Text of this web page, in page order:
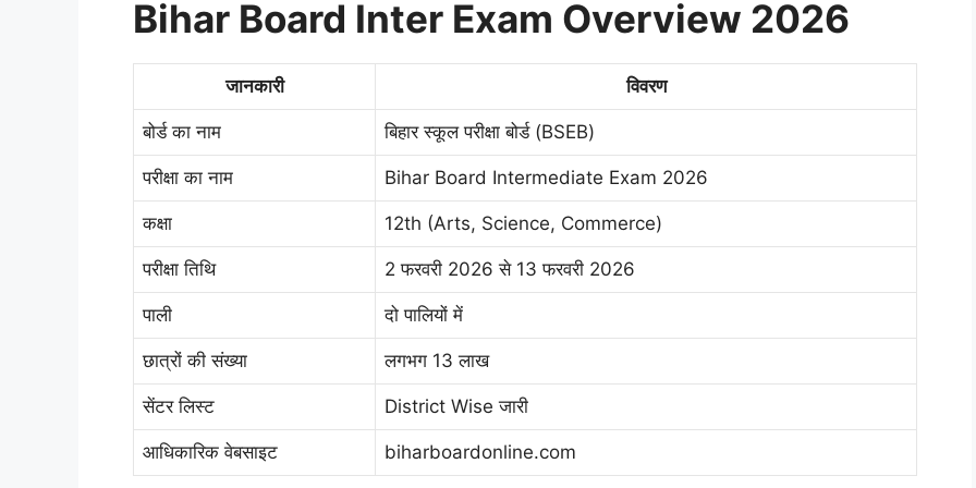
Bihar Board Inter Exam Overview 2026
जानकारी विवरण
बोर्ड का नाम बिहार स्कूल परीक्षा बोर्ड (BSEB)
परीक्षा का नाम Bihar Board Intermediate Exam 2026
कक्षा 12th (Arts, Science, Commerce)
परीक्षा तिथि 2 फरवरी 2026 से 13 फरवरी 2026
पाली दो पालियों में
छात्रों की संख्या लगभग 13 लाख
सेंटर लिस्ट District Wise जारी
आधिकारिक वेबसाइट biharboardonline.com